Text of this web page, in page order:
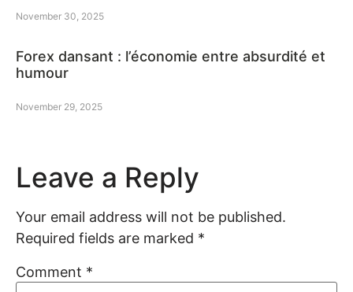
November 30, 2025
Forex dansant : l’économie entre absurdité et
humour
November 29, 2025
Leave a Reply
Your email address will not be published.
Required fields are marked *
Comment *